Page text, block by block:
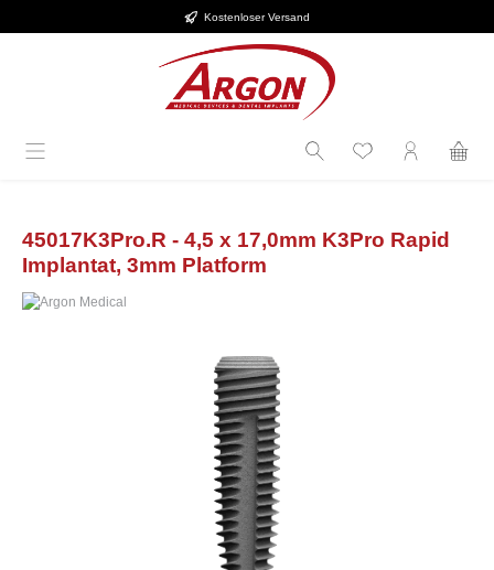
Kostenloser Versand
45017K3Pro.R - 4,5 x 17,0mm K3Pro Rapid
Implantat, 3mm Platform